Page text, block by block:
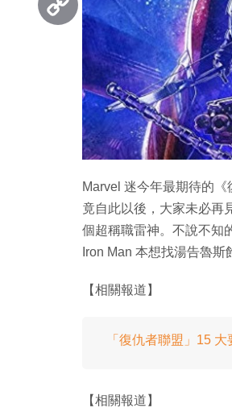
Marvel 迷今年最期待的
竟自此以後，大家未必再
個超稱職雷神。不說不知
Iron Man 本想找湯告魯斯
【相關報道】
「復仇者聯盟」15
【相關報道】
Copy